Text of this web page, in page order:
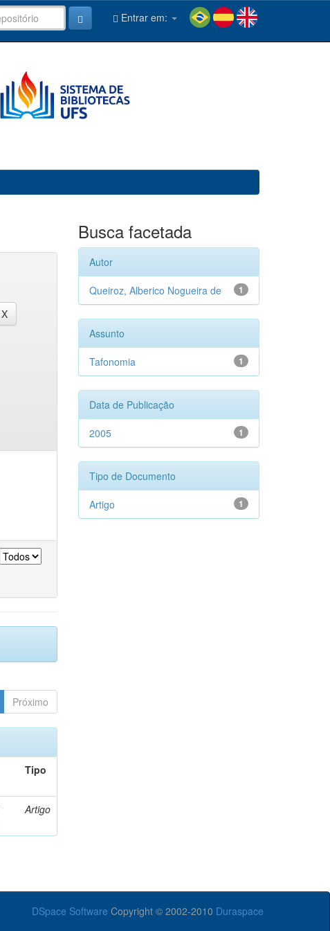
Entrar em:
Próximo
Tipo
Artigo
Busca facetada
Autor
1
Queiroz, Alberico Nogueira de
Assunto
1
Tafonomia
Data de Publicação
1
2005
Tipo de Documento
1
Artigo
DSpace Software Copyright © 2002-2010 Duraspace